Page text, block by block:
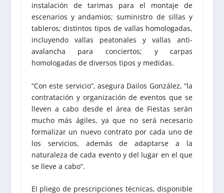
instalación de tarimas para el montaje de
escenarios y andamios; suministro de sillas y
tableros; distintos tipos de vallas homologadas,
incluyendo vallas peatonales y vallas anti-
avalancha para conciertos; y carpas
homologadas de diversos tipos y medidas.
“Con este servicio”, asegura Dailos González, “la
contratación y organización de eventos que se
lleven a cabo desde el área de Fiestas serán
mucho más ágiles, ya que no será necesario
formalizar un nuevo contrato por cada uno de
los servicios, además de adaptarse a la
naturaleza de cada evento y del lugar en el que
se lleve a cabo”.
El pliego de prescripciones técnicas, disponible